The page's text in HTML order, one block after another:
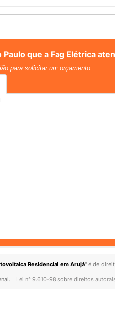
Paulo que a Fag Elétrica
para solicitar um orçamento
Residencial em Arujá" é de
– Lei n° 9.610-98 sobre direitos autorais